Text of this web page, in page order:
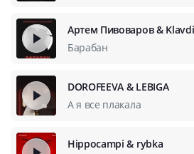
Барабан
DOROFEEVA & LEBIGA
А я все плакала
Hippocampi & rybka